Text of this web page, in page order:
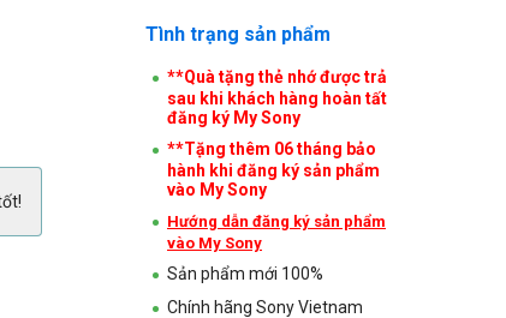
Tình trạng sản phẩm
**Quà tặng thẻ nhớ được trả
sau khi khách hàng hoàn tất
đăng ký My Sony
**Tặng thêm 06 tháng bảo
hành khi đăng ký sản phẩm
vào My Sony
Hướng dẫn đăng ký sản phẩm
vào My Sony
Sản phẩm mới 100%
Chính hãng Sony Vietnam